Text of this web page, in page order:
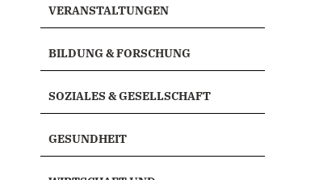
VERANSTALTUNGEN
BILDUNG & FORSCHUNG
SOZIALES & GESELLSCHAFT
GESUNDHEIT